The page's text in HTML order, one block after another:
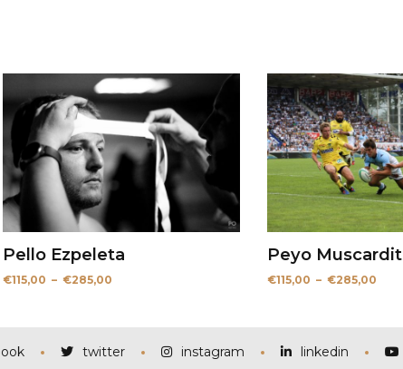
Pello Ezpeleta
€115,00 – €285,00Plage
€285,00
Peyo
€115,00 – €285,00
twitter instagram linkedin